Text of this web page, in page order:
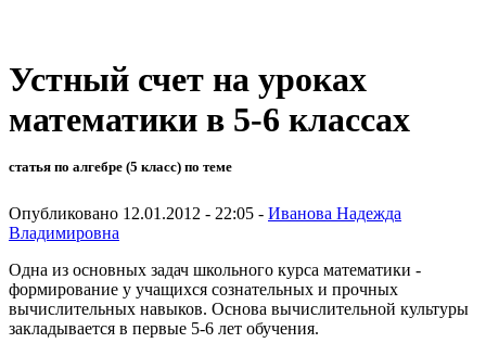
Устный счет на уроках
математики в 5-6 классах
статья по алгебре (5 класс) по теме
Опубликовано 12.01.2012 - 22:05 - Иванова Надежда
Владимировна
Одна из основных задач школьного курса математики -
формирование у учащихся сознательных и прочных
вычислительных навыков. Основа вычислительной культуры
закладывается в первые 5-6 лет обучения.